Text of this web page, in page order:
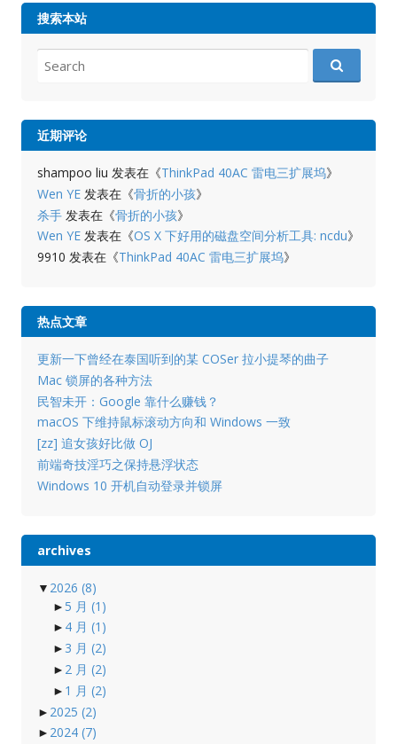
搜索本站
for:
近期评论
shampoo liu 发表在《ThinkPad 40AC 雷电三扩展坞》
Wen YE发表在《骨折的小孩》
杀手发表在《骨折的小孩》
Wen YE发表在《OS X 下好用的磁盘空间分析工具: ncdu》
9910 发表在《ThinkPad 40AC 雷电三扩展坞》
热点文章
更新一下曾经在泰国听到的某 COSer 拉小提琴的曲子
Mac 锁屏的各种方法
民智未开：Google 靠什么赚钱？
macOS 下维持鼠标滚动方向和 Windows 一致
[zz] 追女孩好比做 OJ
前端奇技淫巧之保持悬浮状态
Windows 10 开机自动登录并锁屏
archives
▼ 2026 (8)
► 5 月 (1)
► 4 月 (1)
► 3 月 (2)
► 2 月 (2)
► 1 月 (2)
► 2025 (2)
► 2024 (7)